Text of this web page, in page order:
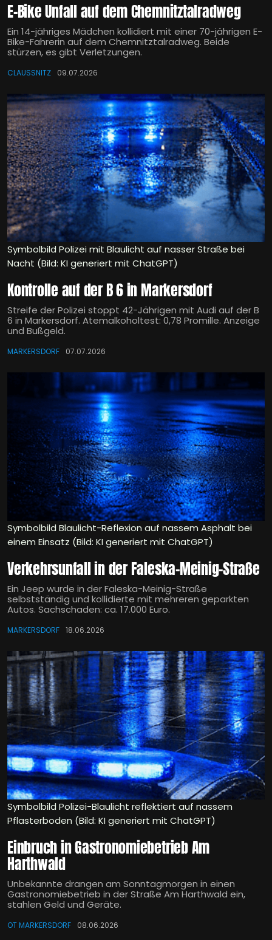
E-Bike Unfall auf dem Chemnitztalradweg
Ein 14-jähriges Mädchen kollidiert mit einer 70-jährigen E-
Bike-Fahrerin auf dem Chemnitztalradweg. Beide
stürzen, es gibt Verletzungen.
CLAUSSNITZ 09.07.2026
Symbolbild Polizei mit Blaulicht auf nasser Straße bei
Nacht (Bild: KI generiert mit ChatGPT)
Kontrolle auf der B 6 in Markersdorf
Streife der Polizei stoppt 42-Jährigen mit Audi auf der B
6 in Markersdorf. Atemalkoholtest: 0,78 Promille. Anzeige
und Bußgeld.
MARKERSDORF 07.07.2026
Symbolbild Blaulicht-Reflexion auf nassem Asphalt bei
einem Einsatz (Bild: KI generiert mit ChatGPT)
Verkehrsunfall in der Faleska-Meinig-Straße
Ein Jeep wurde in der Faleska-Meinig-Straße
selbstständig und kollidierte mit mehreren geparkten
Autos. Sachschaden: ca. 17.000 Euro.
MARKERSDORF 18.06.2026
Symbolbild Polizei-Blaulicht reflektiert auf nassem
Pflasterboden (Bild: KI generiert mit ChatGPT)
Einbruch in Gastronomiebetrieb Am
Harthwald
Unbekannte drangen am Sonntagmorgen in einen
Gastronomiebetrieb in der Straße Am Harthwald ein,
stahlen Geld und Geräte.
OT MARKERSDORF 08.06.2026